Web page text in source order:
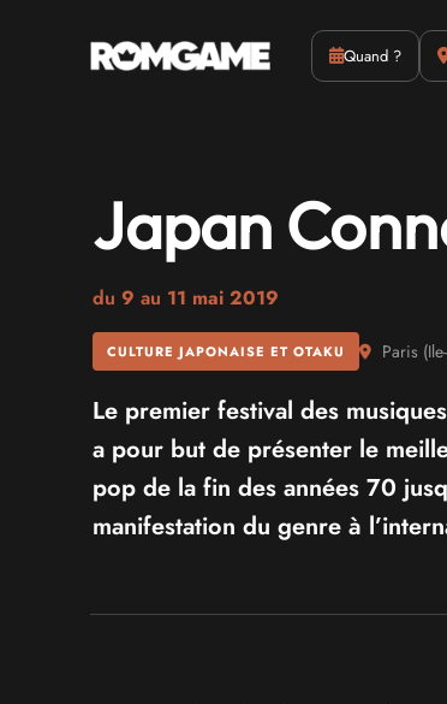
Quand ?Actus
Japan
du 9 au 11 mai 2019
CULTURE JAPONAISE ET OTAKU Paris (
Le premier festival des
a pour but de présenter le
pop de la fin des années 70
manifestation du genre à